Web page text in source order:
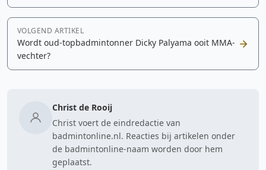
VOLGEND ARTIKEL
Wordt oud-topbadmintonner Dicky Palyama ooit MMA-
vechter?
Christ de Rooij
Christ voert de eindredactie van
badmintonline.nl. Reacties bij artikelen onder
de badmintonline-naam worden door hem
geplaatst.